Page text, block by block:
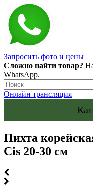
Запросить фото и цены
Сложно найти товар?
WhatsApp.
Онлайн трансляция
Пихта
Cis 20-30 см